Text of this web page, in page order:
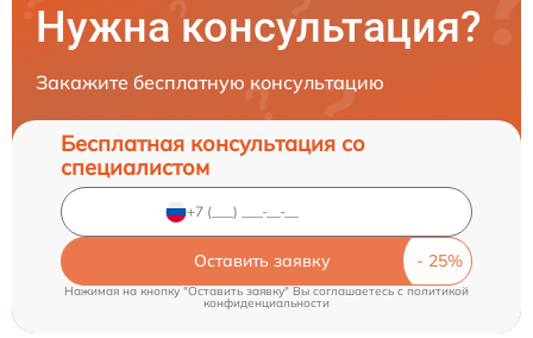
Нужна консультация?
Закажите бесплатную консультацию
Бесплатная консультация со
специалистом
Оставить заявку
Нажимая на кнопку "Оставить заявку" Вы соглашаетесь cполитикой
конфиденциальности